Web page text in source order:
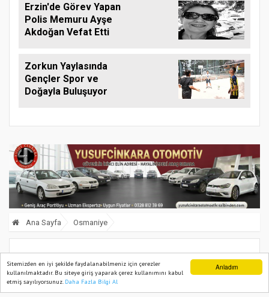
Anladım
Sitemizden en iyi şekilde faydalanabilmeniz için çerezler
kullanılmaktadır. Bu siteye giriş yaparak çerez kullanımını kabul
etmiş sayılıyorsunuz. Daha Fazla Bilgi Al
Erzin'de Görev Yapan
Polis Memuru Ayşe
Akdoğan Vefat Etti
Zorkun Yaylasında
Gençler Spor ve
Doğayla Buluşuyor
Ana Sayfa Osmaniye
Vali Yılmaz'dan Mersin’deki Kaza İçin
Taziye Mesajı
Ana Sayfa Web TV